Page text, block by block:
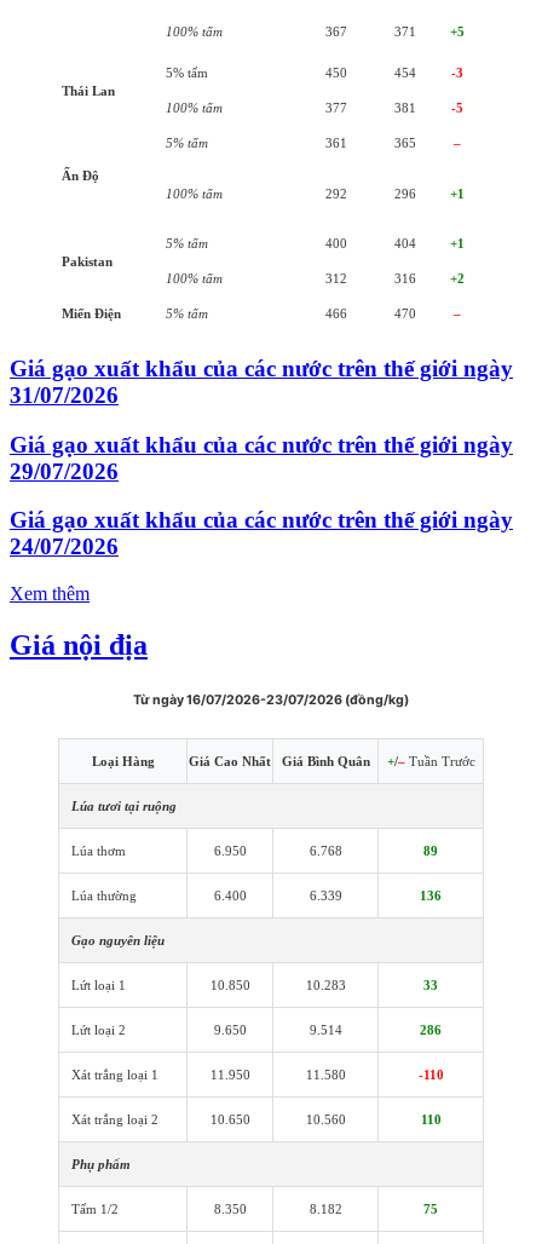
100% tấm 367 371 +5
Thái Lan
5% tấm 450 454 -3
100% tấm 377 381 -5
Ấn Độ
5% tấm 361 365 –
100% tấm 292 296 +1
Pakistan
5% tấm 400 404 +1
100% tấm 312 316 +2
Miến Điện 5% tấm 466 470 –
Giá gạo xuất khẩu của các nước trên thế giới ngày
31/07/2026
Giá gạo xuất khẩu của các nước trên thế giới ngày
29/07/2026
Giá gạo xuất khẩu của các nước trên thế giới ngày
24/07/2026
Xem thêm
Giá nội địa
Từ ngày 16/07/2026-23/07/2026 (đồng/kg)
Loại Hàng Giá Cao Nhất Giá Bình Quân +/–Tuần Trước
Lúa tươi tại ruộng
Lúa thơm 6.950 6.768 89
Lúa thường 6.400 6.339 136
Gạo nguyên liệu
Lứt loại 1 10.850 10.283 33
Lứt loại 2 9.650 9.514 286
Xát trắng loại 1 11.950 11.580 -110
Xát trắng loại 2 10.650 10.560 110
Phụ phẩm
Tấm 1/2 8.350 8.182 75